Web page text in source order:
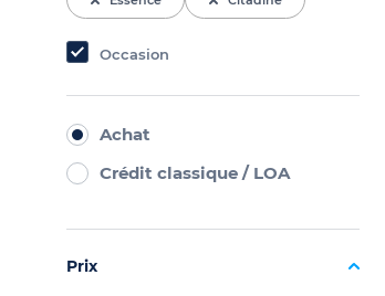
Occasion
Achat
Crédit classique / LOA
Prix